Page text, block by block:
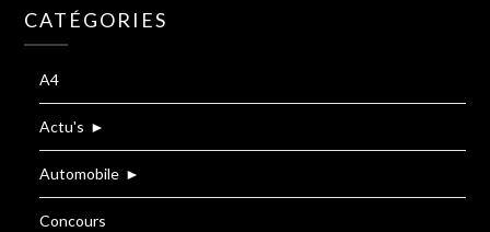
CATÉGORIES
A4
Actu's ►
Automobile ►
Concours